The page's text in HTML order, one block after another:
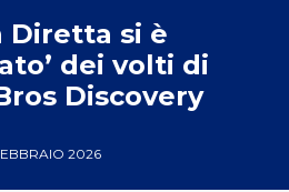
Diretta si è
dei volti di
Discovery
2026